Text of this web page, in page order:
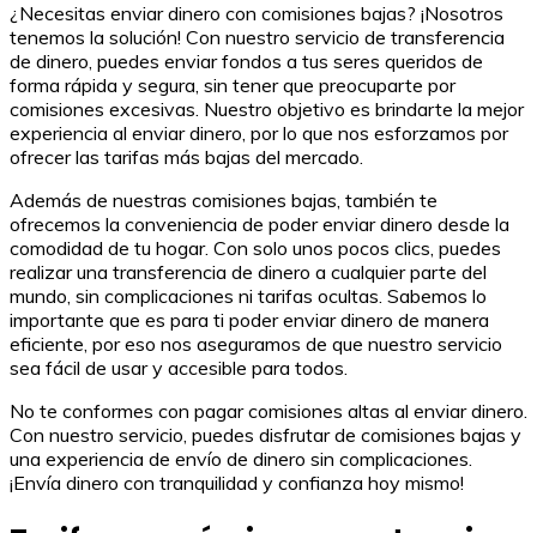
¿Necesitas enviar dinero con comisiones bajas? ¡Nosotros
tenemos la solución! Con nuestro servicio de transferencia
de dinero, puedes enviar fondos a tus seres queridos de
forma rápida y segura, sin tener que preocuparte por
comisiones excesivas. Nuestro objetivo es brindarte la mejor
experiencia al enviar dinero, por lo que nos esforzamos por
ofrecer las tarifas más bajas del mercado.
Además de nuestras comisiones bajas, también te
ofrecemos la conveniencia de poder enviar dinero desde la
comodidad de tu hogar. Con solo unos pocos clics, puedes
realizar una transferencia de dinero a cualquier parte del
mundo, sin complicaciones ni tarifas ocultas. Sabemos lo
importante que es para ti poder enviar dinero de manera
eficiente, por eso nos aseguramos de que nuestro servicio
sea fácil de usar y accesible para todos.
No te conformes con pagar comisiones altas al enviar dinero.
Con nuestro servicio, puedes disfrutar de comisiones bajas y
una experiencia de envío de dinero sin complicaciones.
¡Envía dinero con tranquilidad y confianza hoy mismo!